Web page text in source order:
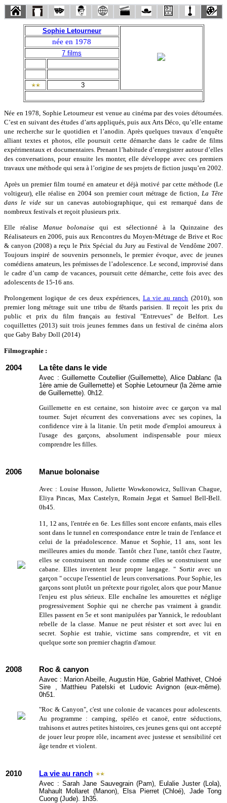
Sophie Letourneur
née en 1978
7 films
3
Née en 1978, Sophie Letourneur est venue au cinéma par des voies détournées.
C’est en suivant des études d’arts appliqués, puis aux Arts Déco, qu’elle entame
une recherche sur le quotidien et l’anodin. Après quelques travaux d’enquête
alliant textes et photos, elle poursuit cette démarche dans le cadre de films
expérimentaux et documentaires. Prenant l’habitude d’enregistrer autour d’elles
des conversations, pour ensuite les monter, elle développe avec ces premiers
travaux une méthode qui sera à l’origine de ses projets de fiction jusqu’en 2002.
Après un premier film tourné en amateur et déjà motivé par cette méthode (Le
voltigeur), elle réalise en 2004 son premier court métrage de fiction,
La Tête
dans le vide sur un canevas autobiographique, qui est remarqué dans de
nombreux festivals et reçoit plusieurs prix.
Elle réalise Manue bolonaise qui est sélectionné à la Quinzaine des
Réalisateurs en 2006, puis aux Rencontres du Moyen-Métrage de Brive et Roc
& canyon (2008) a reçu le Prix Spécial du Jury au Festival de Vendôme 2007.
Toujours inspiré de souvenirs personnels, le premier évoque, avec de jeunes
comédiens amateurs, les prémisses de l’adolescence. Le second, improvisé dans
le cadre d’un camp de vacances, poursuit cette démarche, cette fois avec des
adolescents de 15-16 ans.
Prolongement logique de ces deux expériences, La vie au ranch (2010), son
premier long métrage suit une tribu de fêtards parisien. Il reçoit les prix du
public et prix du film français au festival "Entrevues" de Belfort. Les
coquillettes (2013) suit trois jeunes femmes dans un festival de cinéma alors
que Gaby Baby Doll (2014)
Filmographie :
2004 La tête dans le vide
Avec : Guillemette Coutellier (Guillemette), Alice Dablanc (la
1ère amie de Guillemette) et Sophie Letourneur (la 2ème amie
de Guillemette). 0h12.
Guillemette en est certaine, son histoire avec ce garçon va mal
tourner. Sujet récurrent des conversations avec ses copines, la
confidence vire à la litanie. Un petit mode d'emploi amoureux à
l'usage des garçons, absolument indispensable pour mieux
comprendre les filles.
2006 Manue bolonaise
Avec : Louise Husson, Juliette Wowkonowicz, Sullivan Chague,
Eliya Pincas, Max Castelyn, Romain Jegat et Samuel Bell-Bell.
0h45.
11, 12 ans, l'entrée en 6e. Les filles sont encore enfants, mais elles
sont dans le tunnel en correspondance entre le train de l'enfance et
celui de la préadolescence. Manue et Sophie, 11 ans, sont les
meilleures amies du monde. Tantôt chez l'une, tantôt chez l'autre,
elles se construisent un monde comme elles se construisent une
cabane. Elles inventent leur propre langage. " Sortir avec un
garçon " occupe l'essentiel de leurs conversations. Pour Sophie, les
garçons sont plutôt un prétexte pour rigoler, alors que pour Manue
l'enjeu est plus sérieux. Elle enchaîne les amourettes et néglige
progressivement Sophie qui ne cherche pas vraiment à grandir.
Elles passent en 5e et sont manipulées par Yannick, le redoublant
rebelle de la classe. Manue ne peut résister et sort avec lui en
secret. Sophie est trahie, victime sans comprendre, et vit en
quelque sorte son premier chagrin d'amour.
2008 Roc & canyon
Aavec : Marion Abeille, Augustin Hüe, Gabriel Mathivet, Chloé
Sire , Matthieu Patelski et Ludovic Avignon (eux-même).
0h51.
"Roc & Canyon", c'est une colonie de vacances pour adolescents.
Au programme : camping, spéléo et canoë, entre séductions,
trahisons et autres petites histoires, ces jeunes gens qui ont accepté
de jouer leur propre rôle, incarnent avec justesse et sensibilité cet
âge tendre et violent.
2010 La vie au ranch
Avec : Sarah Jane Sauvegrain (Pam), Eulalie Juster (Lola),
Mahault Mollaret (Manon), Elsa Pierret (Chloé), Jade Tong
Cuong (Jude). 1h35.